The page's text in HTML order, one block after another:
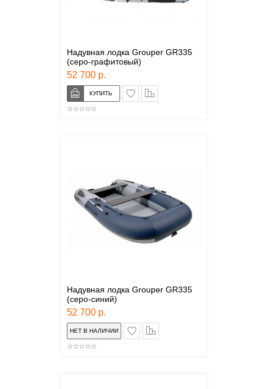
Надувная лодка Grouper GR335
(серо-графитовый)
52 700 р.
в закладки
Надувная лодка Grouper GR335
(серо-синий)
52 700 р.
в закладки